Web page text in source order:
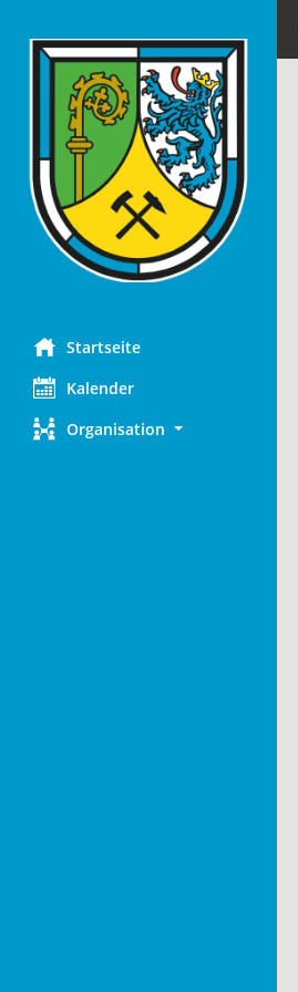
Startseite
Kalender
Organisation